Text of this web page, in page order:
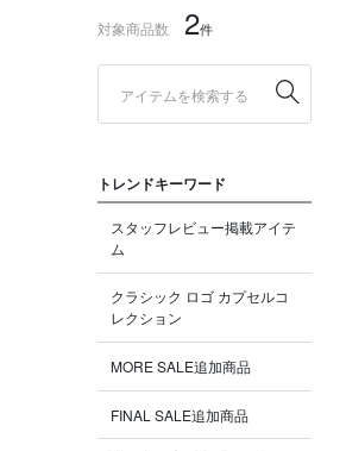
対象商品数 2件
トレンドキーワード
スタッフレビュー掲載アイテ
ム
クラシック ロゴ カプセルコ
レクション
MORE SALE追加商品
FINAL SALE追加商品